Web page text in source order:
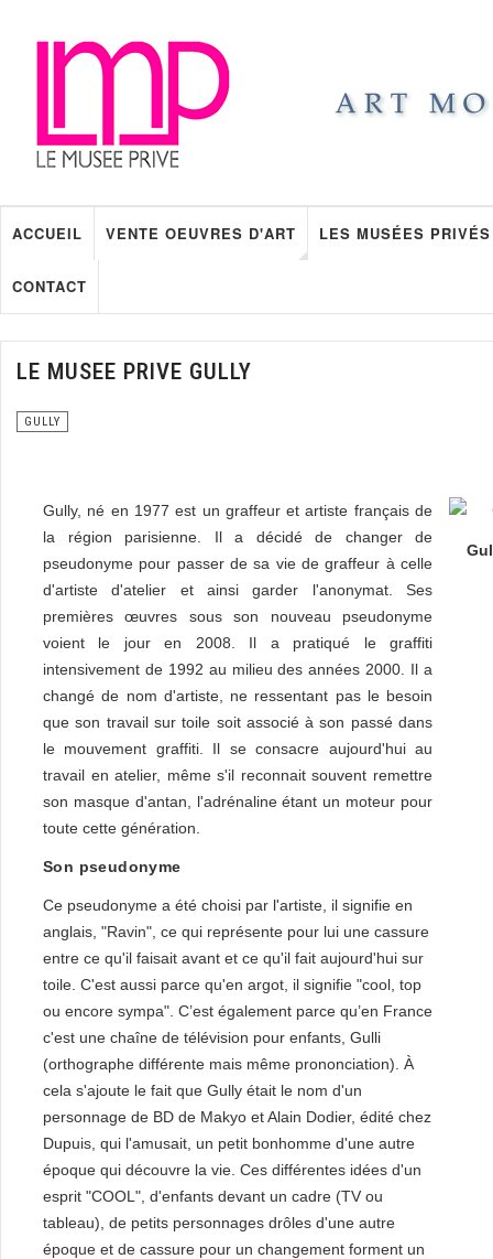
ACCUEIL VENTE OEUVRES D'ART LES MUSÉES PRIVÉS
CONTACT
LE MUSEE PRIVE GULLY
GULLY
Gully, né en 1977 est un graffeur et artiste français de
la région parisienne. Il a décidé de changer de
pseudonyme pour passer de sa vie de graffeur à celle
d'artiste d'atelier et ainsi garder l'anonymat. Ses
premières œuvres sous son nouveau pseudonyme
voient le jour en 2008. Il a pratiqué le graffiti
intensivement de 1992 au milieu des années 2000. Il a
changé de nom d'artiste, ne ressentant pas le besoin
que son travail sur toile soit associé à son passé dans
le mouvement graffiti. Il se consacre aujourd'hui au
travail en atelier, même s'il reconnait souvent remettre
son masque d'antan, l'adrénaline étant un moteur pour
toute cette génération.
Son pseudonyme
Ce pseudonyme a été choisi par l'artiste, il signifie en
anglais, "Ravin", ce qui représente pour lui une cassure
entre ce qu'il faisait avant et ce qu'il fait aujourd'hui sur
toile. C'est aussi parce qu'en argot, il signifie "cool, top
ou encore sympa". C’est également parce qu’en France
c'est une chaîne de télévision pour enfants, Gulli
(orthographe différente mais même prononciation). À
cela s'ajoute le fait que Gully était le nom d'un
personnage de BD de Makyo et Alain Dodier, édité chez
Dupuis, qui l'amusait, un petit bonhomme d'une autre
époque qui découvre la vie. Ces différentes idées d'un
esprit "COOL", d'enfants devant un cadre (TV ou
tableau), de petits personnages drôles d'une autre
époque et de cassure pour un changement forment un